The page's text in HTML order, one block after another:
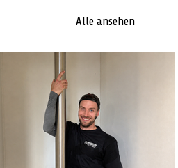
Alle ansehen